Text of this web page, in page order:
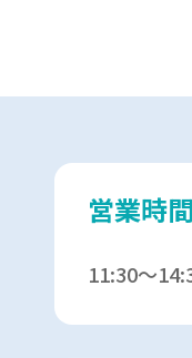
営業時
11:30〜